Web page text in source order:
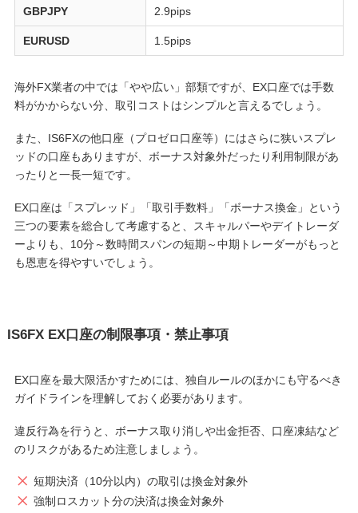
GBPJPY 2.9pips
EURUSD 1.5pips
海外FX業者の中では「やや広い」部類ですが、EX口座では手数
料がかからない分、取引コストはシンプルと言えるでしょう。
また、IS6FXの他口座（プロゼロ口座等）にはさらに狭いスプレ
ッドの口座もありますが、ボーナス対象外だったり利用制限があ
ったりと一長一短です。
EX口座は「スプレッド」「取引手数料」「ボーナス換金」という
三つの要素を総合して考慮すると、スキャルパーやデイトレーダ
ーよりも、10分～数時間スパンの短期～中期トレーダーがもっと
も恩恵を得やすいでしょう。
IS6FX EX口座の制限事項・禁止事項
EX口座を最大限活かすためには、独自ルールのほかにも守るべき
ガイドラインを理解しておく必要があります。
違反行為を行うと、ボーナス取り消しや出金拒否、口座凍結など
のリスクがあるため注意しましょう。
短期決済（10分以内）の取引は換金対象外
強制ロスカット分の決済は換金対象外